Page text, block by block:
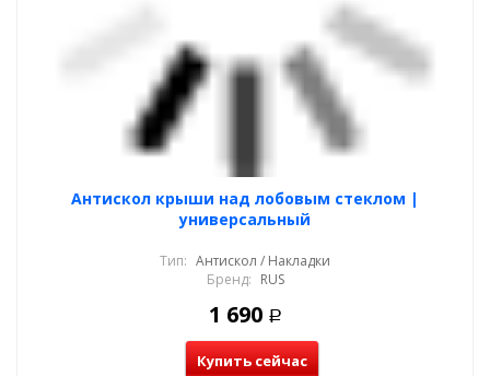
Антискол крыши над лобовым стеклом |
универсальный
Тип: Антискол / Накладки
Бренд: RUS
1 690 Р
Купить сейчас